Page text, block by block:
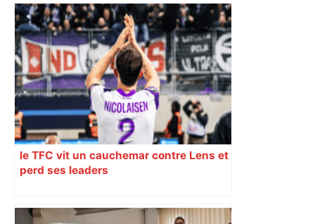
Un tilleul centenaire va être abattu à
Toulouse "afin de prévenir un risque de
chute sur la façade", et deux nouveaux
arbres seront plantés à la place –
ladepeche.fr
le TFC vit un cauchemar contre Lens et
perd ses leaders